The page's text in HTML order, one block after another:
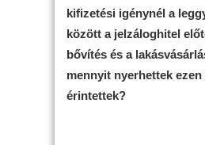
kifizetési igénynél a
között a jelzáloghitel
bővítés és a
mennyit nyerhettek ezen
érintettek?